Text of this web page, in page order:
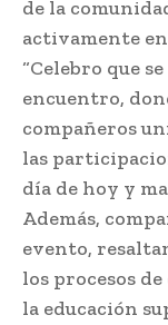
de la
activamente
“Celebro que
encuentro,
compañeros
las
día de hoy y
Además,
evento,
los procesos
la educación